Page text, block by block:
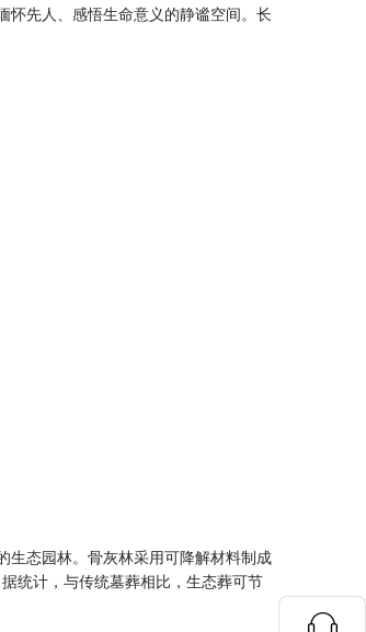
怀先人、感悟生命意义的静谧空间。长
生态园林。骨灰林采用可降解材料制成
统计，与传统墓葬相比，生态葬可节